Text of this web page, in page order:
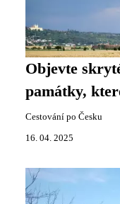
Objevte
památky,
Cestování po Česku
16. 04. 2025